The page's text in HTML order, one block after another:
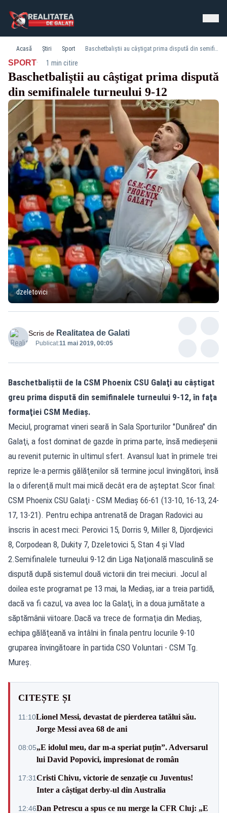
Acasă Știri Sport Baschetbaliştii au câştigat prima dispută din semifinalele turneului 9-12
SPORT· 1 min citire
Baschetbaliştii au câştigat prima dispută
din semifinalele turneului 9-12
dzeletovici
Scris de Realitatea de Galati
Publicat:11 mai 2019, 00:05
Baschetbaliştii de la CSM Phoenix CSU Galaţi au câştigat
greu prima dispută din semifinalele turneului 9-12, în faţa
formaţiei CSM Mediaş.
Meciul, programat vineri seară în Sala Sporturilor "Dunărea" din
Galaţi, a fost dominat de gazde în prima parte, însă medieşenii
au revenit puternic în ultimul sfert. Avansul luat în primele trei
reprize le-a permis gălăţenilor să termine jocul învingători, însă
la o diferenţă mult mai mică decât era de aşteptat.Scor final:
CSM Phoenix CSU Galaţi - CSM Mediaş 66-61 (13-10, 16-13, 24-
17, 13-21). Pentru echipa antrenată de Dragan Radovici au
înscris în acest meci: Perovici 15, Dorris 9, Miller 8, Djordjevici
8, Corpodean 8, Dukity 7, Dzeletovici 5, Stan 4 şi Vlad
2.Semifinalele turneului 9-12 din Liga Naţională masculină se
dispută după sistemul două victorii din trei meciuri. Jocul al
doilea este programat pe 13 mai, la Mediaş, iar a treia partidă,
dacă va fi cazul, va avea loc la Galaţi, în a doua jumătate a
săptămânii viitoare.Dacă va trece de formaţia din Mediaş,
echipa gălăţeană va întâlni în finala pentru locurile 9-10
gruparea învingătoare în partida CSO Voluntari - CSM Tg.
Mureş.
CITEȘTE ȘI
11:10Lionel Messi, devastat de pierderea tatălui său.
Jorge Messi avea 68 de ani
08:05„E idolul meu, dar m-a speriat puțin”. Adversarul
lui David Popovici, impresionat de român
17:31Cristi Chivu, victorie de senzație cu Juventus!
Inter a câștigat derby-ul din Australia
12:46Dan Petrescu a spus ce nu merge la CFR Cluj: „E